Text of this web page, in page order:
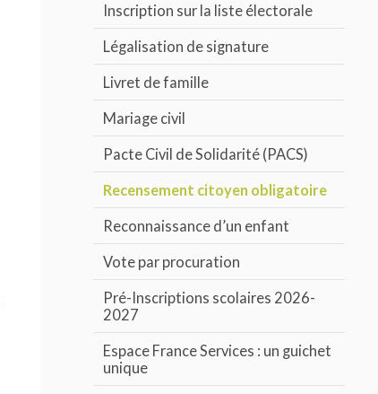
Inscription sur la liste électorale
Légalisation de signature
Livret de famille
Mariage civil
Pacte Civil de Solidarité (PACS)
Recensement citoyen obligatoire
Reconnaissance d’un enfant
Vote par procuration
Pré-Inscriptions scolaires 2026-
2027
Espace France Services : un guichet
unique